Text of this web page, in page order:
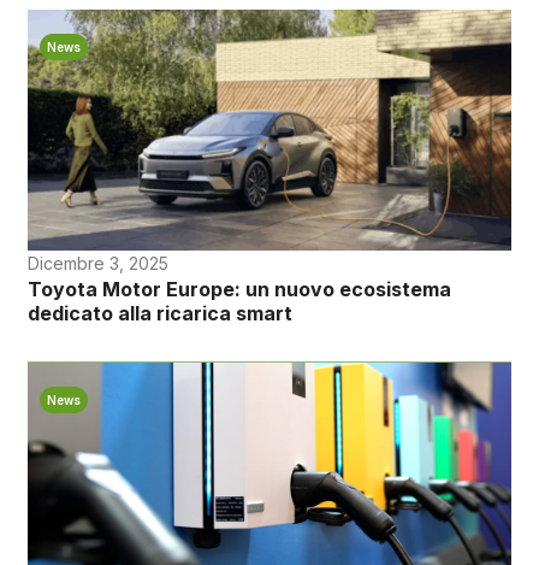
News
Dicembre 3, 2025
Toyota Motor Europe: un nuovo ecosistema
dedicato alla ricarica smart
News